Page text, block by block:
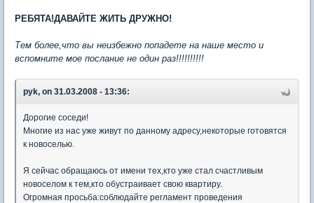
РЕБЯТА!ДАВАЙТЕ ЖИТЬ ДРУЖНО!
Тем более,что вы неизбежно попадете на наше место и
вспомните мое послание не один раз!!!!!!!!!!
pyk, on 31.03.2008 - 13:36:
Дорогие соседи!
Многие из нас уже живут по данному адресу,некоторые готовятся
к новоселью.
Я сейчас обращаюсь от имени тех,кто уже стал счастливым
новоселом к тем,кто обустраивает свою квартиру.
Огромная просьба:соблюдайте регламент проведения